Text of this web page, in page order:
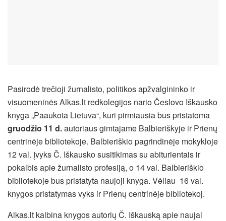
Pasirodė trečioji žurnalisto, politikos apžvalgininko ir
visuomeninės Alkas.lt redkolegijos nario Česlovo Iškausko
knyga „Paaukota Lietuva“, kuri pirmiausia bus pristatoma
gruodžio 11 d.autoriaus gimtajame Balbieriškyje ir Prienų
centrinėje bibliotekoje. Balbieriškio pagrindinėje mokykloje
12 val. įvyks Č. Iškausko susitikimas su abiturientais ir
pokalbis apie žurnalisto profesiją, o 14 val. Balbieriškio
bibliotekoje bus pristatyta naujoji knyga. Vėliau 16 val.
knygos pristatymas vyks ir Prienų centrinėje bibliotekoj.
Alkas.lt kalbina knygos autorių Č. Iškauską apie naujai